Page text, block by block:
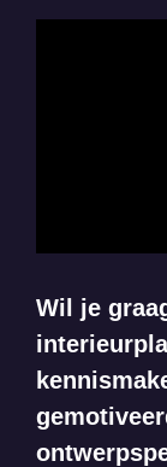
Wil je